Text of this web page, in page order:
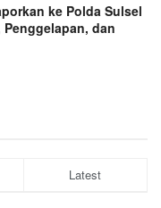
ke Polda Sulsel
dan
Latest